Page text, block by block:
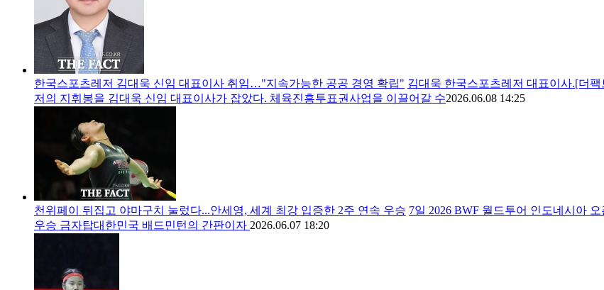
한국스포츠레저 김대욱 신임 대표이사 취임…"지속가능한 공공 경영 확립" 김대욱 한국스포츠레저 대표이사.[더
저의 지휘봉을 김대욱 신임 대표이사가 잡았다. 체육진흥투표권사업을 이끌어갈 수2026.06.08 14:25
천위페이 뒤집고 야마구치 눌렀다...안세영, 세계 최강 입증한 2주 연속 우승 7일 2026 BWF 월드투어 인도네시아
우승 금자탑대한민국 배드민턴의 간판이자 2026.06.07 18:20